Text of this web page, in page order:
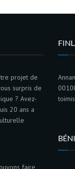
projet de
surpris de
? Avez-
20 ans a
faire